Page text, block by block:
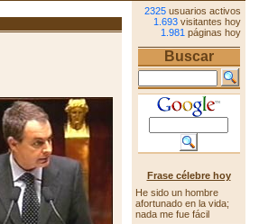
2325 usuarios activos
1.693 visitantes hoy
1.981 páginas hoy
Buscar
Frase célebre hoy
He sido un hombre
afortunado en la vida;
nada me fue fácil